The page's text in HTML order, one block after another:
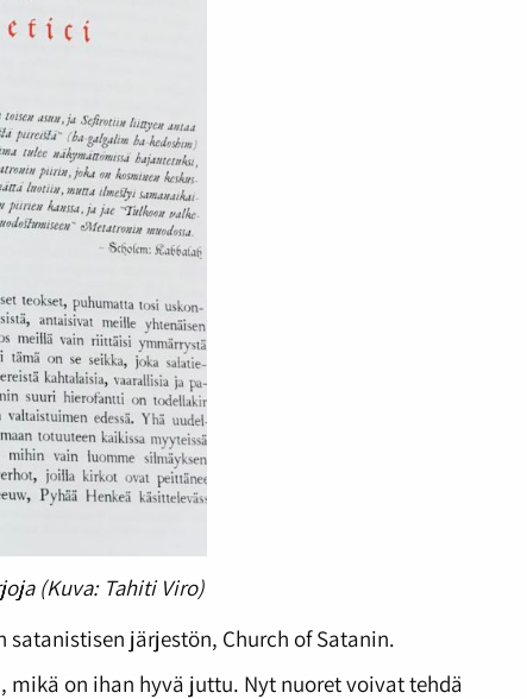
(Kuva: Tahiti Viro)
järjestön, Church of Satanin.
on ihan hyvä juttu. Nyt nuoret voivat tehdä